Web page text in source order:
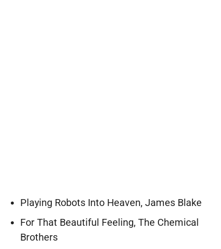
Playing Robots Into Heaven, James Blake
For That Beautiful Feeling, The Chemical
Brothers